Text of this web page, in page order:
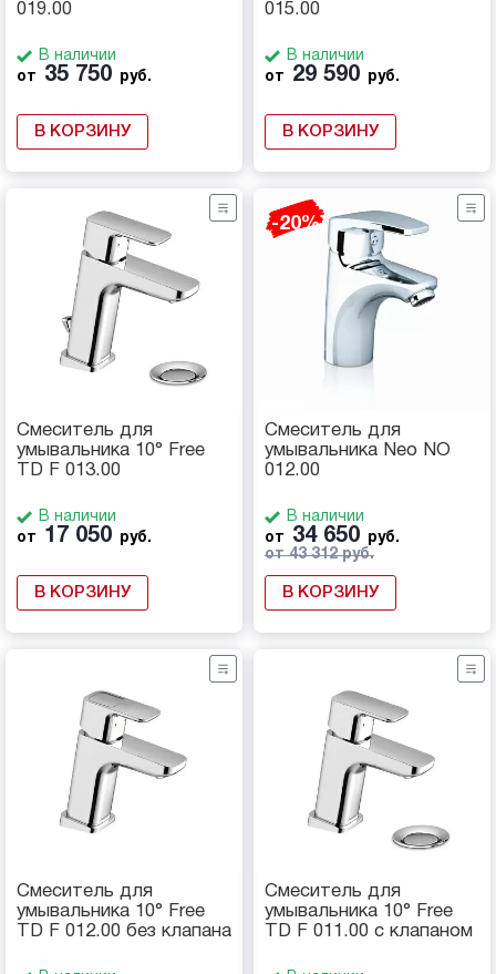
019.00
В наличии
от
35 750 руб.
В КОРЗИНУ
015.00
В наличии
от
29 590 руб.
В КОРЗИНУ
Смеситель для
умывальника 10° Free
TD F 013.00
В наличии
от
17 050 руб.
В КОРЗИНУ
-20%
Смеситель для
умывальника Neo NO
012.00
В наличии
от
34 650
руб.
от 43 312 руб.
В КОРЗИНУ
Смеситель для
умывальника 10° Free
TD F 012.00 без клапана
Смеситель для
умывальника 10° Free
TD F 011.00 с клапаном